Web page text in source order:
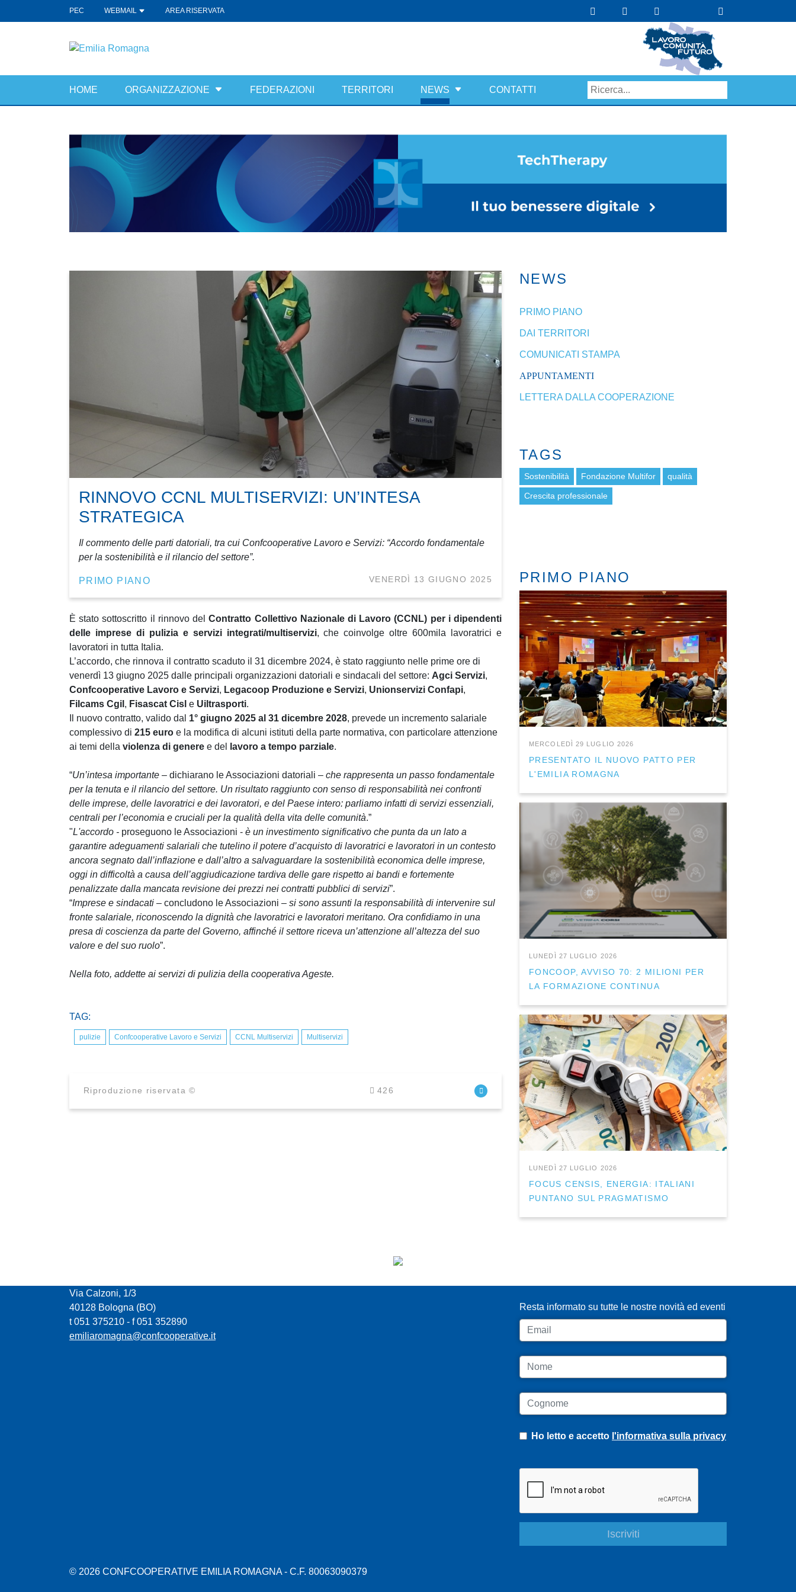
PEC WEBMAIL AREA RISERVATA
HOME ORGANIZZAZIONE FEDERAZIONI TERRITORI NEWS CONTATTI
RINNOVO CCNL MULTISERVIZI: UN’INTESA
STRATEGICA
Il commento delle parti datoriali, tra cui Confcooperative Lavoro e Servizi: “Accordo fondamentale
per la sostenibilità e il rilancio del settore”.
PRIMO PIANO VENERDÌ 13 GIUGNO 2025
È stato sottoscritto il rinnovo delContratto Collettivo Nazionale di Lavoro (CCNL) per i dipendenti
delle imprese di pulizia e servizi integrati/multiservizi, che coinvolge oltre 600mila lavoratrici e
lavoratori in tutta Italia.
L’accordo, che rinnova il contratto scaduto il 31 dicembre 2024, è stato raggiunto nelle prime ore di
venerdì 13 giugno 2025 dalle principali organizzazioni datoriali e sindacali del settore: Agci Servizi,
Confcooperative Lavoro e Servizi, Legacoop Produzione e Servizi, Unionservizi Confapi,
Filcams Cgil , Fisascat Cisl e Uiltrasporti.
Il nuovo contratto, valido dal 1° giugno 2025 al 31 dicembre 2028, prevede un incremento salariale
complessivo di 215 euro e la modifica di alcuni istituti della parte normativa, con particolare attenzione
ai temi della violenza di genere e del lavoro a tempo parziale.
“Un’intesa importante – dichiarano le Associazioni datoriali – che rappresenta un passo fondamentale
per la tenuta e il rilancio del settore. Un risultato raggiunto con senso di responsabilità nei confronti
delle imprese, delle lavoratrici e dei lavoratori, e del Paese intero: parliamo infatti di servizi essenziali,
centrali per l’economia e cruciali per la qualità della vita delle comunità.”
"L'accordo - proseguono le Associazioni - è un investimento significativo che punta da un lato a
garantire adeguamenti salariali che tutelino il potere d’acquisto di lavoratrici e lavoratori in un contesto
ancora segnato dall’inflazione e dall’altro a salvaguardare la sostenibilità economica delle imprese,
oggi in difficoltà a causa dell’aggiudicazione tardiva delle gare rispetto ai bandi e fortemente
penalizzate dalla mancata revisione dei prezzi nei contratti pubblici di servizi”.
“Imprese e sindacati – concludono le Associazioni – si sono assunti la responsabilità di intervenire sul
fronte salariale, riconoscendo la dignità che lavoratrici e lavoratori meritano. Ora confidiamo in una
presa di coscienza da parte del Governo, affinché il settore riceva un’attenzione all’altezza del suo
valore e del suo ruolo”.
Nella foto, addette ai servizi di pulizia della cooperativa Ageste.
TAG:
pulizie Confcooperative Lavoro e Servizi CCNL Multiservizi Multiservizi
Riproduzione riservata © 426
NEWS
PRIMO PIANO
DAI TERRITORI
COMUNICATI STAMPA
APPUNTAMENTI
LETTERA DALLA COOPERAZIONE
TAGS
Sostenibilità Fondazione Multifor qualità
Crescita professionale
PRIMO PIANO
MERCOLEDÌ 29 LUGLIO 2026
PRESENTATO IL NUOVO PATTO PER
L'EMILIA ROMAGNA
LUNEDÌ 27 LUGLIO 2026
FONCOOP, AVVISO 70: 2 MILIONI PER
LA FORMAZIONE CONTINUA
LUNEDÌ 27 LUGLIO 2026
FOCUS CENSIS, ENERGIA: ITALIANI
PUNTANO SUL PRAGMATISMO
Resta informato su tutte le nostre novità ed eventi
Email
Nome
Cognome
Ho letto e accetto l'informativa sulla privacy
Via Calzoni, 1/3
40128 Bologna (BO)
t 051 375210 - f 051 352890
emiliaromagna@confcooperative.it
© 2026 CONFCOOPERATIVE EMILIA ROMAGNA - C.F. 80063090379